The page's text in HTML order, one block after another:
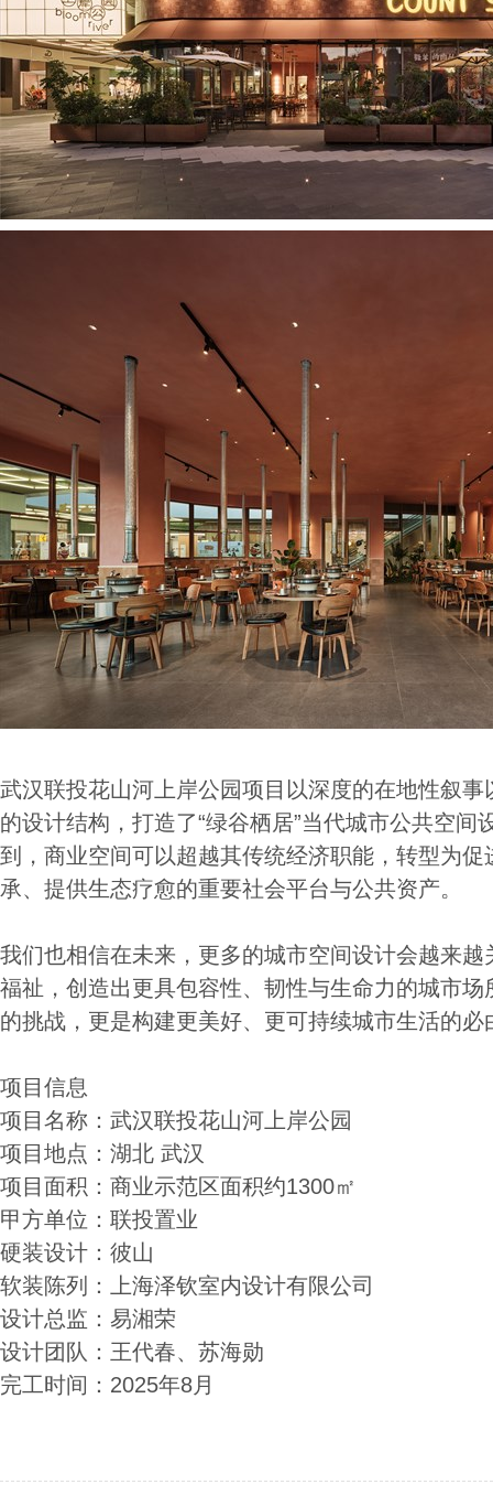
武汉联投花山河上岸公园项目以深度的在地性叙事
的设计结构，打造了“绿谷栖居”当代城市公共空间
到，商业空间可以超越其传统经济职能，转型为
承、提供生态疗愈的重要社会平台与公共资产。
我们也相信在未来，更多的城市空间设计会越来
福祉，创造出更具包容性、韧性与生命力的城市
的挑战，更是构建更美好、更可持续城市生活的必
项目信息
项目名称：武汉联投花山河上岸公园
项目地点：湖北 武汉
项目面积：商业示范区面积约1300㎡
甲方单位：联投置业
硬装设计：彼山
软装陈列：上海泽钦室内设计有限公司
设计总监：易湘荣
设计团队：王代春、苏海勋
完工时间：2025年8月